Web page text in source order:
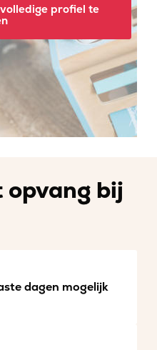
profiel te
opvang bij
dagen mogelijk